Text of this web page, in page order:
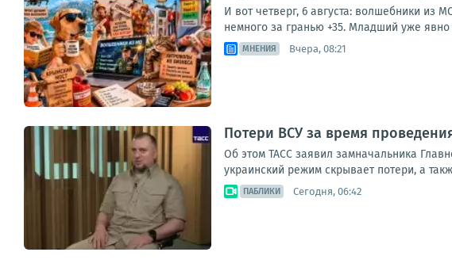
И вот четверг, 6 августа: волшебники из
немного за гранью +35. Младший уже явно
МНЕНИЯ Вчера, 08:21
Потери ВСУ за время
Об этом ТАСС заявил замначальника
украинский режим скрывает потери, а
ПАБЛИКИ Сегодня, 06:42